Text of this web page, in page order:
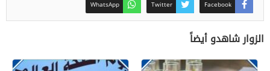
Facebook
Twitter
WhatsApp
الزوار شاهدو أيضاً